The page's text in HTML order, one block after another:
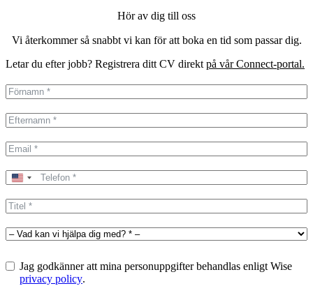
Hör av dig till oss
Vi återkommer så snabbt vi kan för att boka en tid som passar dig.
Letar du efter jobb? Registrera ditt CV direkt på vår Connect-portal.
United
+1
Jag godkänner att mina personuppgifter behandlas enligt Wise
privacy policy.